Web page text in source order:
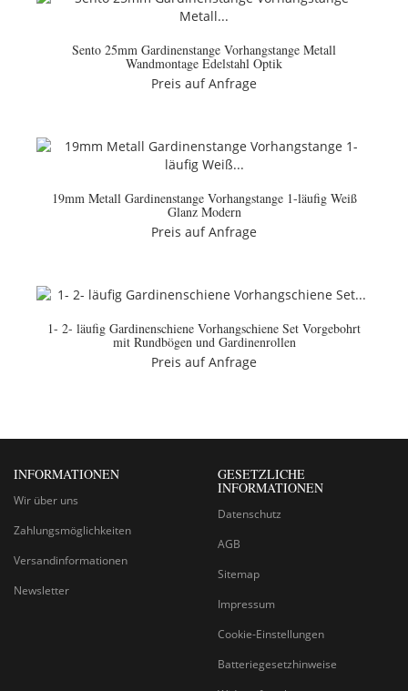
Sento 25mm Gardinenstange Vorhangstange Metall
Wandmontage Edelstahl Optik
Preis auf Anfrage
19mm Metall Gardinenstange Vorhangstange 1-läufig Weiß
Glanz Modern
Preis auf Anfrage
1- 2- läufig Gardinenschiene Vorhangschiene Set Vorgebohrt
mit Rundbögen und Gardinenrollen
Preis auf Anfrage
INFORMATIONEN
Wir über uns
Zahlungsmöglichkeiten
Versandinformationen
Newsletter
GESETZLICHE
INFORMATIONEN
Datenschutz
AGB
Sitemap
Impressum
Cookie-Einstellungen
Batteriegesetzhinweise